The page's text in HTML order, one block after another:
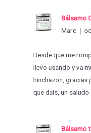
Bálsamo
Marc
Desde que me
llevo usando y va
hinchazon, gracias
que dais, un saludo
Bálsamo